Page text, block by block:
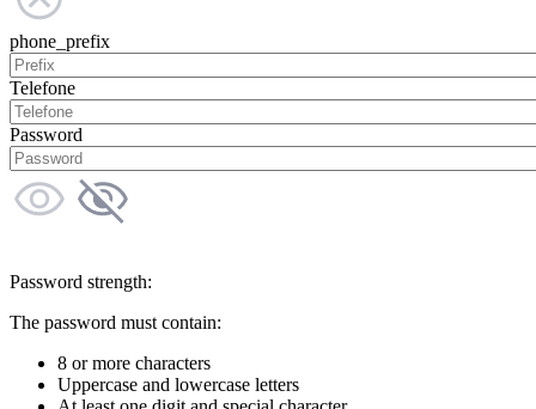
phone_prefix
Telefone
Password
Password strength:
The password must contain:
8 or more characters
Uppercase and lowercase letters